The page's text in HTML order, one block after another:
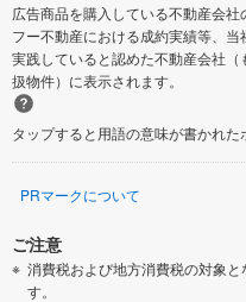
広告商品を購入している不動産会
フー不動産における成約実績等、
実践していると認めた不動産会社
扱物件）に表示されます。
タップすると用語の意味が書かれた
PRマークについて
ご注意
消費税および地方消費税の対象
す。